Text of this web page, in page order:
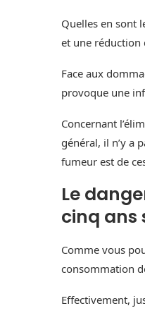
Quelles en sont
et une réduction
Face aux
provoque une
Concernant
général, il n’y a
fumeur est de
Le
cinq ans
Comme vous
consommation
Effectivement,